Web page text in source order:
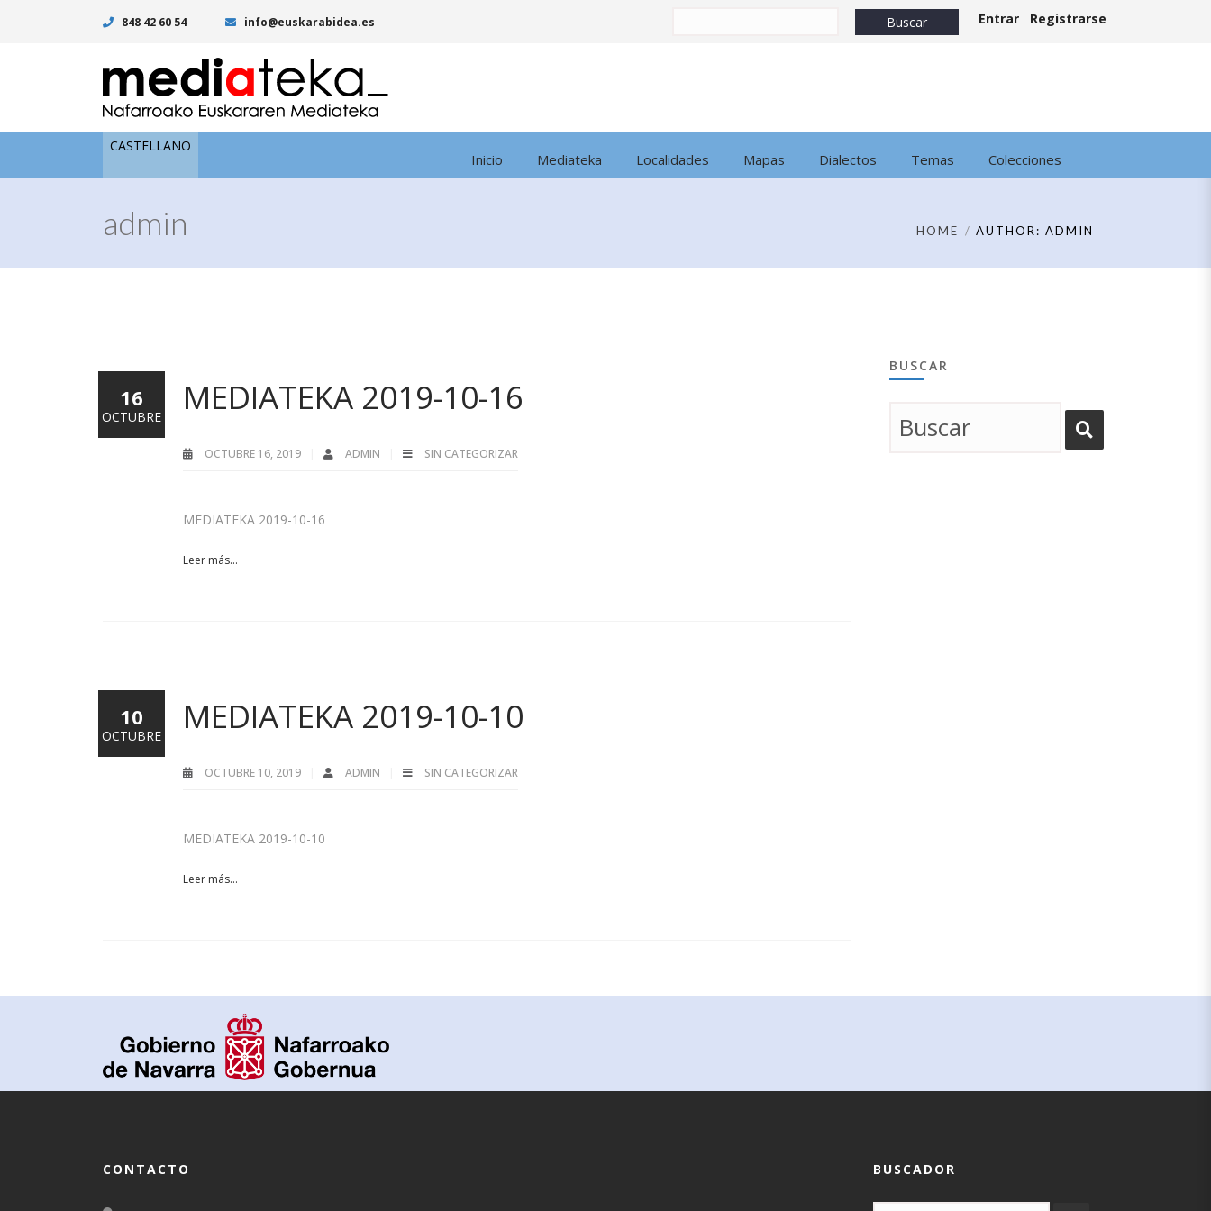
848 42 60 54 info@euskarabidea.es Entrar Registrarse
CASTELLANO
Inicio Mediateka Localidades Mapas Dialectos Temas Colecciones
admin HOME AUTHOR: ADMIN
MEDIATEKA 2019-10-16
OCTUBRE 16, 2019 ADMIN SIN CATEGORIZAR
MEDIATEKA 2019-10-16
Leer más...
16
OCTUBRE
MEDIATEKA 2019-10-10
OCTUBRE 10, 2019 ADMIN SIN CATEGORIZAR
MEDIATEKA 2019-10-10
Leer más...
10
OCTUBRE
BUSCAR
CONTACTO BUSCADOR